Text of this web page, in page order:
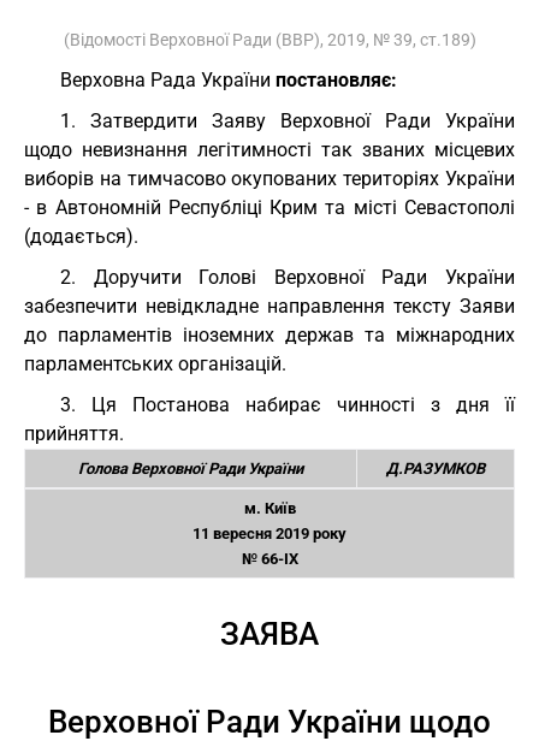
(Відомості Верховної Ради (ВВР), 2019, № 39, ст.189)
Верховна Рада України постановляє:
1. Затвердити Заяву Верховної Ради України
щодо невизнання легітимності так званих місцевих
виборів на тимчасово окупованих територіях України
- в Автономній Республіці Крим та місті Севастополі
(додається).
2. Доручити Голові Верховної Ради України
забезпечити невідкладне направлення тексту Заяви
до парламентів іноземних держав та міжнародних
парламентських організацій.
3. Ця Постанова набирає чинності з дня її
прийняття.
Голова Верховної Ради України Д.РАЗУМКОВ
м. Київ
11 вересня 2019 року
№ 66-IX
ЗАЯВА
Верховної Ради України щодо